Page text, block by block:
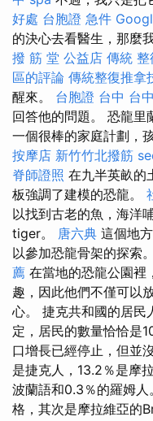
好處 台胞證 急件
的決心去看醫生，那麼
撥 筋 堂 公益店 傳統
區的評論 傳統整復推拿
醒來。 台胞證 台中 台
回答他的問題。 恐龍
一個很棒的家庭計劃，
按摩店 新竹竹北撥筋
脊師證照 在九半英畝的
板強調了建模的恐龍。
以找到古老的魚，海洋
tiger。 唐六典 這個地
以參加恐龍骨架的探索。
薦 在當地的恐龍公園裡
趣，因此他們不僅可以
心。 捷克共和國的居民
定，居民的數量恰恰是
口增長已經停止，但並
是捷克人，13.2％是摩
波蘭語和0.3％的羅姆
格，其次是摩拉維亞的